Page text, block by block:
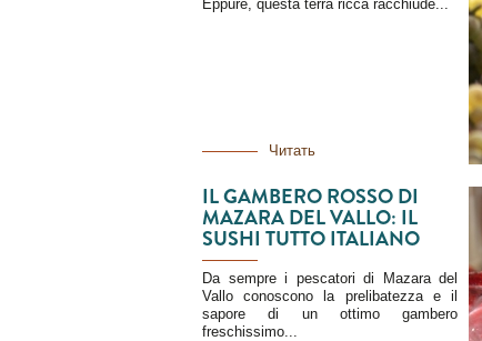
Eppure, questa terra ricca racchiude...
Читать
IL GAMBERO ROSSO DI
MAZARA DEL VALLO: IL
SUSHI TUTTO ITALIANO
Da sempre i pescatori di Mazara del
Vallo conoscono la prelibatezza e il
sapore di un ottimo gambero
freschissimo...